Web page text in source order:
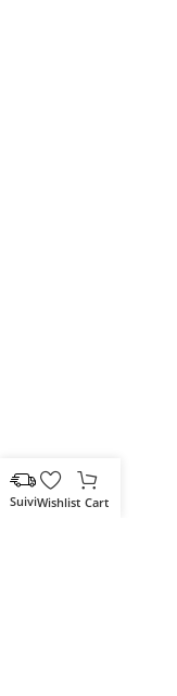
Wishlist Cart